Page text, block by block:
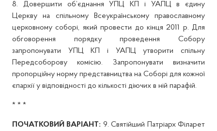
8. Довершити об’єднання УПЦ КП і УАПЦ в єдину
Церкву на спільному Всеукраїнському православному
церковному соборі, який провести до кінця 2011 р. Для
обговорення порядку проведення Собору
запропонувати УПЦ КП і УАПЦ утворити спільну
Передсоборову комісію. Запропонувати визначити
пропорційну норму представництва на Соборі для кожної
єпархії у відповідності до кількості діючих в ній парафій.
* * *
ПОЧАТКОВИЙ ВАРІАНТ: 9. Святійший Патріарх Філарет